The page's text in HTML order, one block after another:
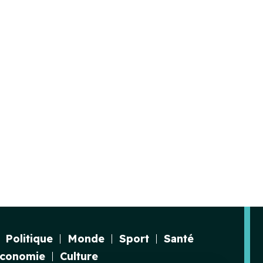
Politique Monde Sport
Santé
Culture